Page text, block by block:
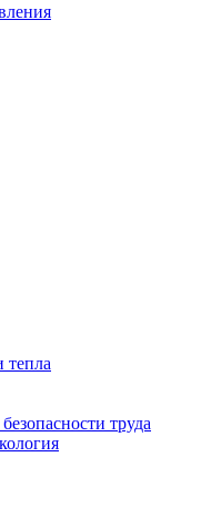
тепла
труда